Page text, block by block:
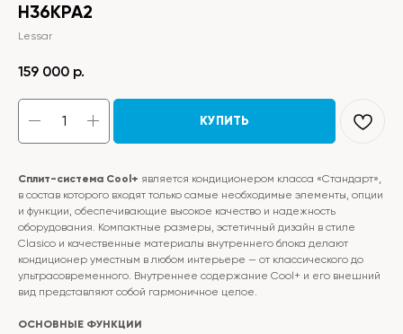
H36KPA2
Lessar
159 000 р.
КУПИТЬ
Сплит-система Cool+ является кондиционером класса «Стандарт»,
в состав которого входят только самые необходимые элементы, опции
и функции, обеспечивающие высокое качество и надежность
оборудования. Компактные размеры, эстетичный дизайн в стиле
Clasico и качественные материалы внутреннего блока делают
кондиционер уместным в любом интерьере — от классического до
ультрасовременного. Внутреннее содержание Cool+ и его внешний
вид представляют собой гармоничное целое.
ОСНОВНЫЕ ФУНКЦИИ